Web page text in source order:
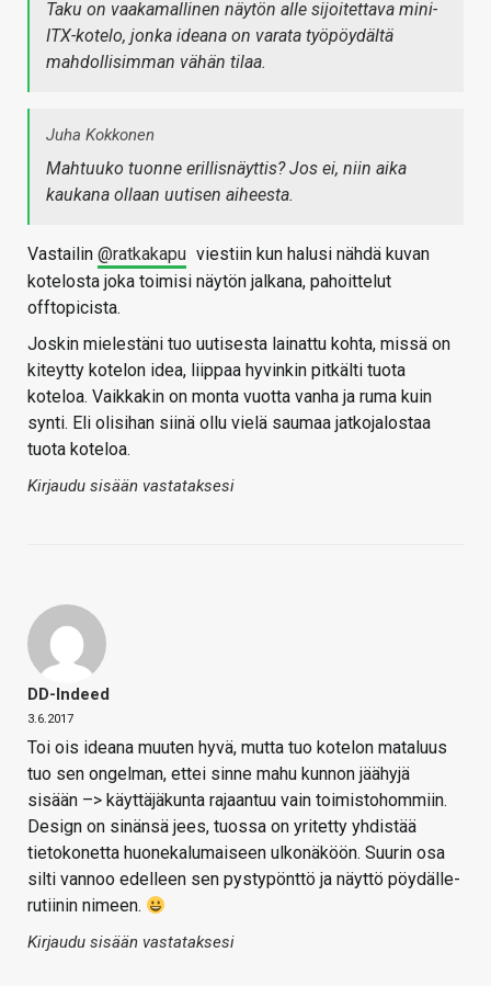
Taku on vaakamallinen näytön alle sijoitettava mini-
ITX-kotelo, jonka ideana on varata työpöydältä
mahdollisimman vähän tilaa.
Juha Kokkonen
Mahtuuko tuonne erillisnäyttis? Jos ei, niin aika
kaukana ollaan uutisen aiheesta.
Vastailin @ratkakapu viestiin kun halusi nähdä kuvan
kotelosta joka toimisi näytön jalkana, pahoittelut
offtopicista.
Joskin mielestäni tuo uutisesta lainattu kohta, missä on
kiteytty kotelon idea, liippaa hyvinkin pitkälti tuota
koteloa. Vaikkakin on monta vuotta vanha ja ruma kuin
synti. Eli olisihan siinä ollu vielä saumaa jatkojalostaa
tuota koteloa.
Kirjaudu sisään vastataksesi
DD-Indeed
3.6.2017
Toi ois ideana muuten hyvä, mutta tuo kotelon mataluus
tuo sen ongelman, ettei sinne mahu kunnon jäähyjä
sisään –> käyttäjäkunta rajaantuu vain toimistohommiin.
Design on sinänsä jees, tuossa on yritetty yhdistää
tietokonetta huonekalumaiseen ulkonäköön. Suurin osa
silti vannoo edelleen sen pystypönttö ja näyttö pöydälle-
rutiinin nimeen.
Kirjaudu sisään vastataksesi